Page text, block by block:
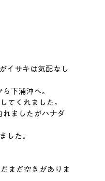
イサキは気配なし
下浦沖へ。
てくれました。
れましたがハナダ
した。
まだ空きがありま